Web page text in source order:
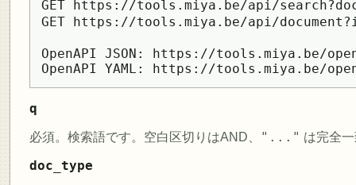
GET https://tools.miya.be/api/
GET https://tools.miya.be/api/
OpenAPI JSON: https://tools.miya.be/
OpenAPI YAML: https://tools.miya.be/
q
必須。検索語です。空白区切りはAND、 "..." は完全
doc_type